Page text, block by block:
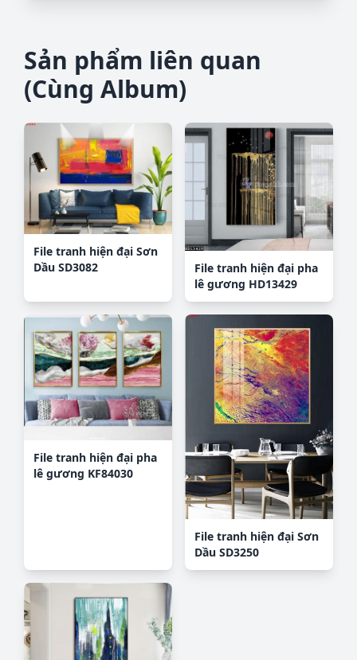
Sản phẩm liên quan
(Cùng Album)
File tranh hiện đại Sơn
Dầu SD3082
File tranh hiện đại pha
lê gương HD13429
File tranh hiện đại pha
lê gương KF84030
File tranh hiện đại Sơn
Dầu SD3250